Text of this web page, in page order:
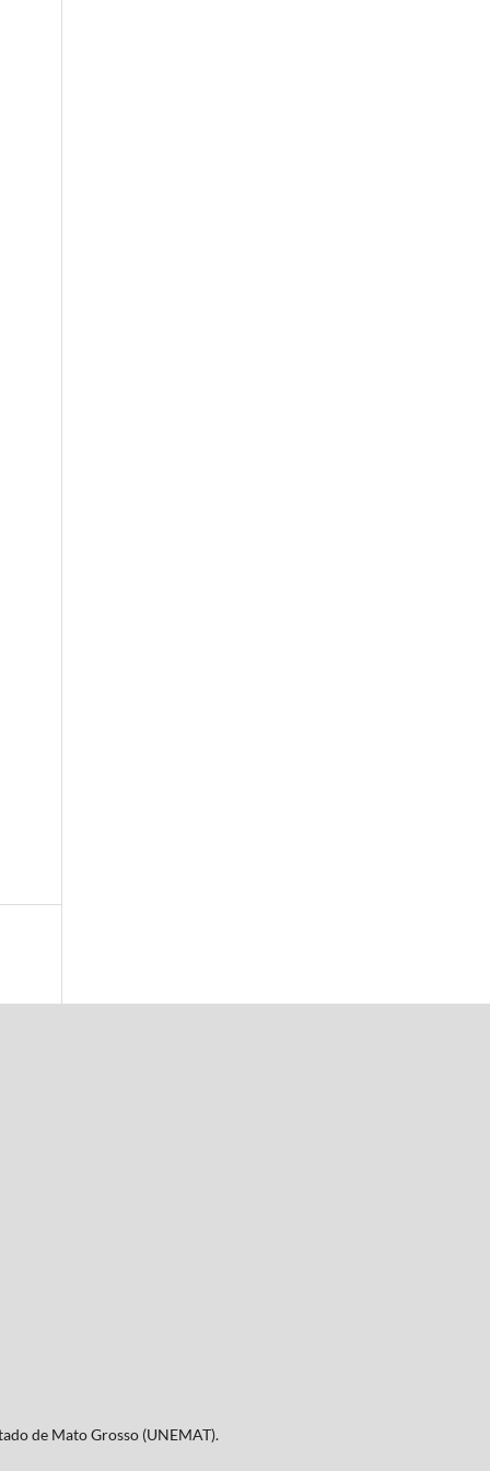
de Mato Grosso (UNEMAT).